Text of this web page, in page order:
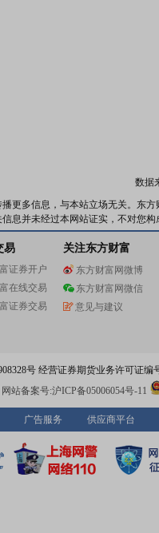
数据
更多信息，与本站立场无关。东
息并未经过本网站证实，不对您
易
证券开户
在线交易
证券交易
关注东方财富
东方财富网微博
东方财富网微信
意见与建议
号 经营证券期货业务许可证编
网站备案号:沪ICP备05006054号-11
广告服务 供应商平台